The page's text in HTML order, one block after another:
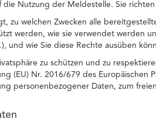
Nutzung der Meldestelle. Sie richten
zu welchen Zwecken alle
werden, wie sie verwendet werden
und wie Sie diese Rechte ausüben
zu schützen und zu
(EU) Nr. 2016/679 des Europäischen
personenbezogener Daten, zum